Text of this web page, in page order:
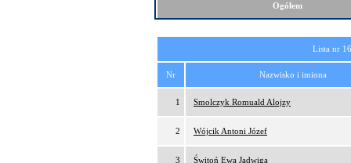
Ogółem
Lista nr
Nr Nazwisko i imiona
1 Smolczyk Romuald Alojzy
2 Wójcik Antoni Józef
3 Świtoń Ewa Jadwiga